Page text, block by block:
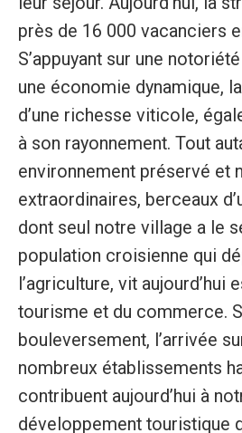
près de 16 000 vacanciers
S’appuyant sur une
une économie dynamique,
d’une richesse viticole,
à son rayonnement. Tout
environnement préservé et
extraordinaires, berceaux
dont seul notre village a le
population croisienne qui
l’agriculture, vit aujourd’hui
tourisme et du commerce.
bouleversement, l’arrivée
nombreux établissements
contribuent aujourd’hui à
développement touristique